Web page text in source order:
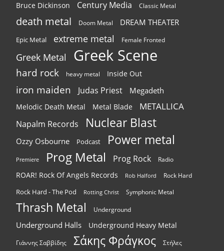
Bruce Dickinson Century Media Classic Metal
death metal Doom Metal DREAM THEATER
Epic Metal extreme metal Female Fronted
Greek Metal Greek Scene
hard rock heavy metal Inside Out
iron maiden Judas Priest Megadeth
Melodic Death Metal Metal Blade METALLICA
Napalm Records Nuclear Blast
Ozzy Osbourne Podcast Power metal
Premiere Prog Metal Prog Rock Radio
ROAR! Rock Of Angels Records Rob Halford Rock Hard
Rock Hard - The Pod Rotting Christ Symphonic Metal
Thrash Metal Underground
Underground Halls Underground Heavy Metal
Γιάννης Σαββίδης Σάκης Φράγκος Στήλες